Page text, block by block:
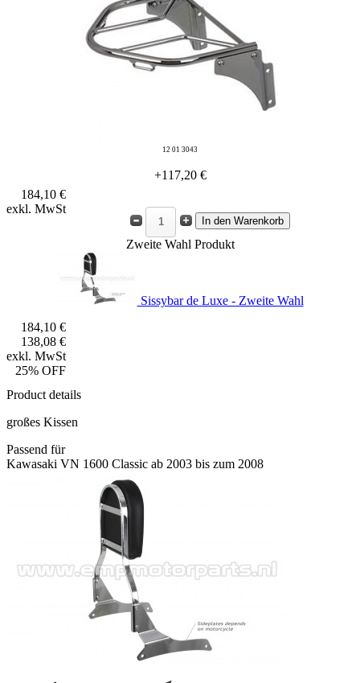
12 01 3043
+117,20 €
184,10 €
exkl. MwSt
Zweite Wahl Produkt
Sissybar de Luxe - Zweite Wahl
184,10 €
138,08 €
exkl. MwSt
25% OFF
Product details
großes Kissen
Passend für
Kawasaki VN 1600 Classic ab 2003 bis zum 2008